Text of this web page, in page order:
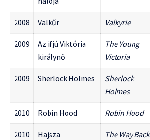
2008 Valkűr Valkyrie
2009
Az ifjú Viktória
királynő
The Young
Victoria
2009 Sherlock Holmes
Sherlock
Holmes
2010 Robin Hood Robin Hood
2010 Hajsza The Way Back